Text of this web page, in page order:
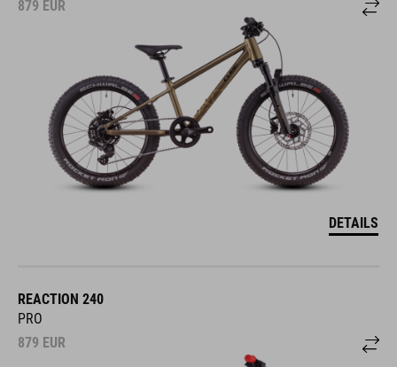
DETAILS
REACTION 240
PRO
879 EUR